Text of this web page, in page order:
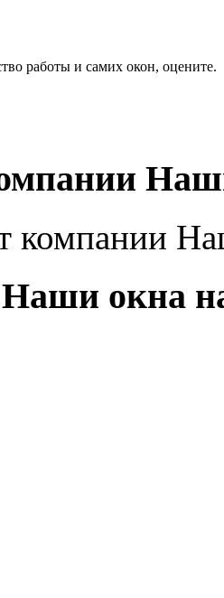
работы и самих окон, оцените.
компании
окна